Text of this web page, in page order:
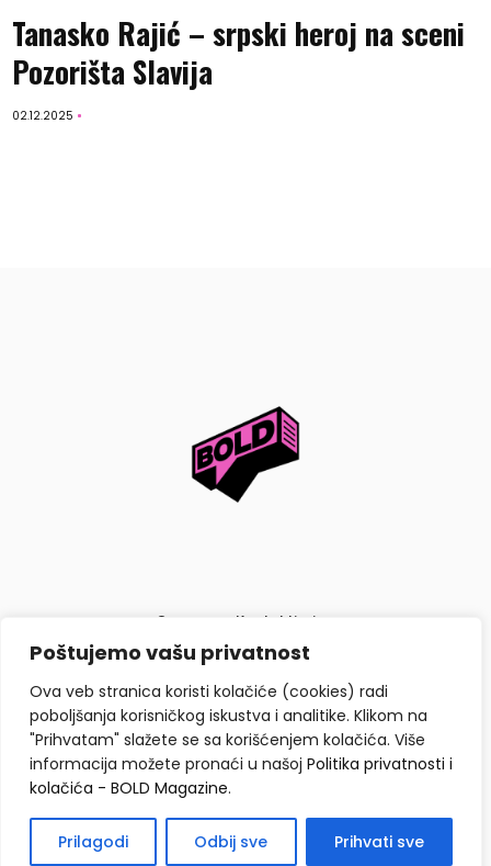
Poštujemo vašu privatnost
Ova veb stranica koristi kolačiće (cookies) radi
poboljšanja korisničkog iskustva i analitike. Klikom na
"Prihvatam" slažete se sa korišćenjem kolačića. Više
informacija možete pronaći u našoj Politika privatnosti i
kolačića - BOLD Magazine.
Prilagodi Odbij sve Prihvati sve
Tanasko Rajić – srpski heroj na sceni
Pozorišta Slavija
02.12.2025
O nama Kontaktiraj nas
Politika privatnosti i kolačića
Copyright © BOLD Magazine 2026. Sva prava zadržana.